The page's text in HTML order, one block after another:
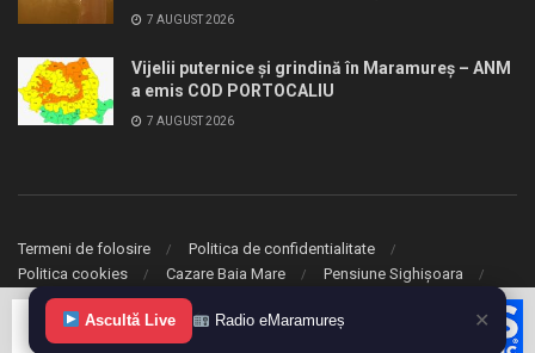
7 AUGUST 2026
Vijelii puternice și grindină în Maramureș – ANM
a emis COD PORTOCALIU
7 AUGUST 2026
Termeni de folosire
Politica de confidentialitate
Politica cookies
Cazare Baia Mare Pensiune Sighișoara
© 2020 eMaramures. Toate drepturile rezervate.
Ascultă Live Radio eMaramureș ✕